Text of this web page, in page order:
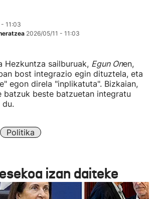
11:03
2026/05/11 - 11:03
Hezkuntza sailburuak, Egun Onen,
bost integrazio egin dituztela, eta
egon direla "inplikatuta". Bizkaian,
batzuk beste batzuetan integratu
Politika
izan daiteke